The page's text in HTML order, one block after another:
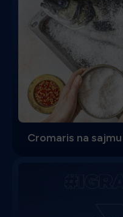
Cromaris na